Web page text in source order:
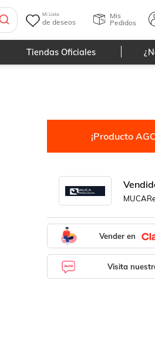
Mi Lista
de deseos
Mis
Pedidos
Tiendas Oficiales
¡Producto
Vender en
Visita